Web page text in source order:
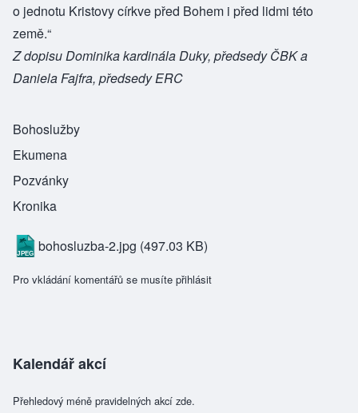
o jednotu Kristovy církve před Bohem i před lidmi této
země.“
Z dopisu Dominika kardinála Duky, předsedy ČBK a
Daniela Fajfra, předsedy ERC
Bohoslužby
Ekumena
Pozvánky
Kronika
bohosluzba-2.jpg (497.03 KB)
Pro vkládání komentářů se musíte přihlásit
Kalendář akcí
Přehledový méně pravidelných akcí zde.